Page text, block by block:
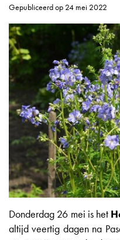
Gepubliceerd op 24 mei 2022
Donderdag 26 mei is het
altijd veertig dagen na